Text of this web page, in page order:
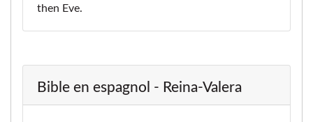
then Eve.
Bible en espagnol - Reina-Valera